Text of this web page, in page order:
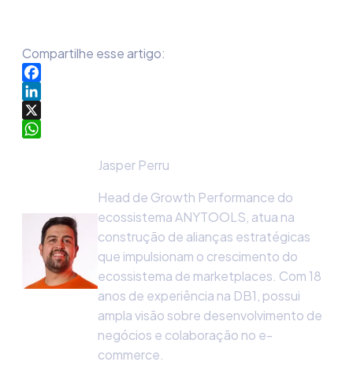
Compartilhe esse artigo:
Facebook
LinkedIn
X
Jasper Perru
Head de Growth Performance do
ecossistema ANYTOOLS, atua na
construção de alianças estratégicas
que impulsionam o crescimento do
ecossistema de marketplaces. Com 18
anos de experiência na DB1, possui
ampla visão sobre desenvolvimento de
negócios e colaboração no e-
commerce.